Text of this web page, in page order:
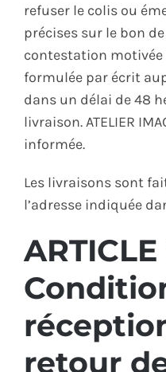
refuser le colis ou
précises sur le bon
contestation motivée
formulée par écrit
dans un délai de 48
livraison. ATELIER
informée.
Les livraisons sont
l’adresse indiquée
ARTICLE
retour